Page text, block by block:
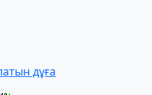
дұға